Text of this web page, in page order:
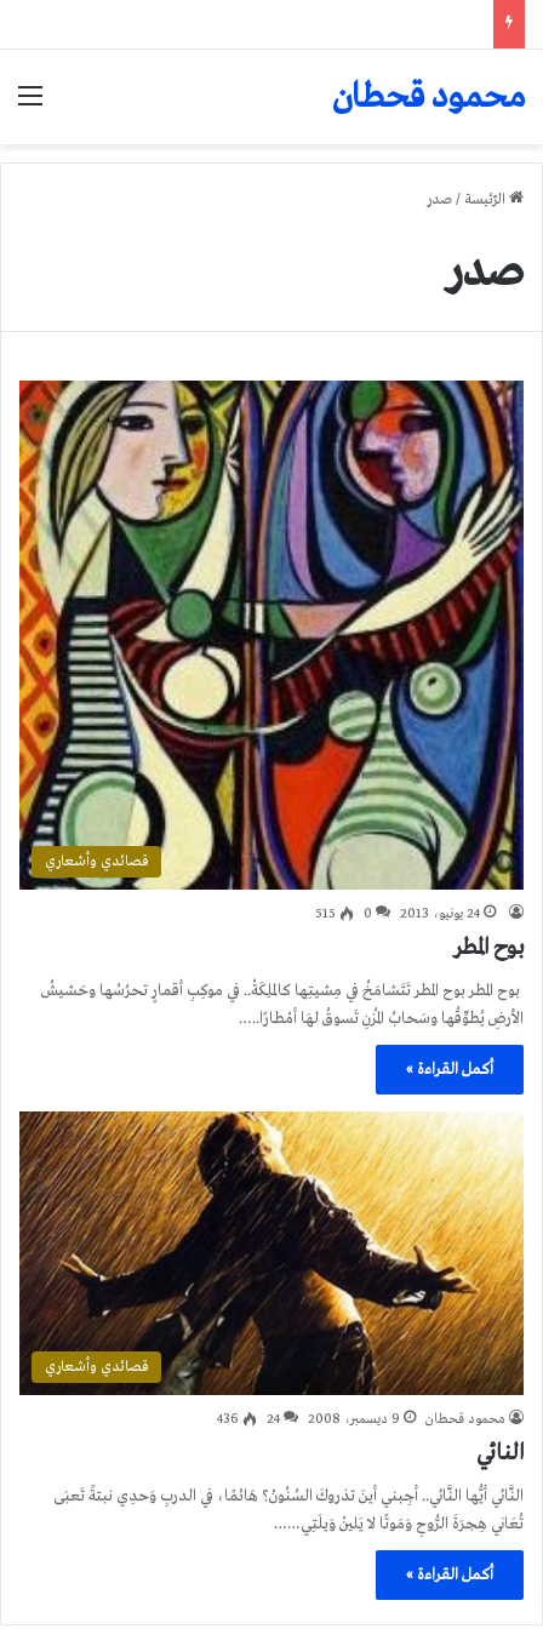
محمود قحطان
الرّئيسة /صدر
صدر
قصائدي وأشعاري
24 يونيو، 2013 0
515
بوح المطر
بوح المطر بوح المطر تَتَشامَخُ في مِشيتِها كالملِكَةْ.. في موكِبِ أقمارٍ تحرُسُها وحَشيشُ
الأرضِ يُطوِّقُها وسَحابُ المُزنِ تَسوقُ لهَا أمْطارًا..…
أكمل القراءة »
قصائدي وأشعاري
محمود قحطان 9 ديسمبر، 2008 24
436
النائي
النَّائي أيُّها النَّائي.. أجِبني أينَ تذروكَ السُنُونْ؟ هَائمًا، في الدربِ وَحدِي نبتةً تَعبَى
تُعَاني هِجرَةَ الرُّوحِ وَمَوتًا لا يَلينْ وَيلَتِي……
أكمل القراءة »